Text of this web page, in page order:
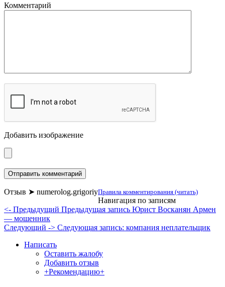
Комментарий
Добавить изображение
Правила комментирования (читать)
Отзыв ➤ numerolog.grigoriy
Навигация по записям
<- Предыдущий Предыдущая запись Юрист Восканян Армен
— мошенник
Следующий -> Следующая запись: компания неплательщик
Написать
Оставить жалобу
Добавить отзыв
+Рекомендацию+